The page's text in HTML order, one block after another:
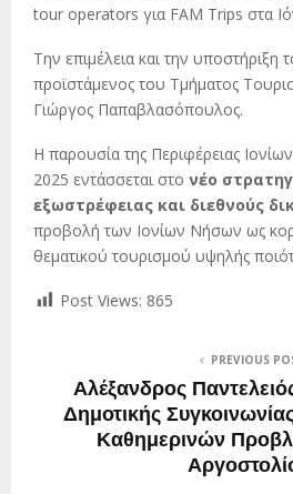
tour operators για FAM Trips στα
Την επιμέλεια και την υποστήριξη
προϊστάμενος του Τμήματος
Γιώργος Παπαβλασόπουλος.
Η παρουσία της Περιφέρειας
2025 εντάσσεται στο νέο
εξωστρέφειας και διεθνούς
προβολή των Ιονίων Νήσων ως
θεματικού τουρισμού υψηλής
Post Views: 865
PREVIOUS
Αλέξανδρος
Δημοτικής
Καθημερινών